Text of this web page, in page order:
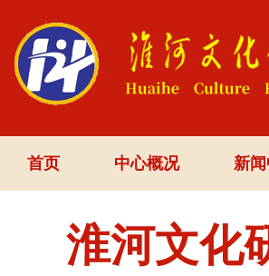
首页 中心概况 新
淮河文化